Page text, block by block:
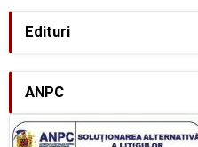
Edituri
ANPC